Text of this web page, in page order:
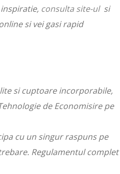
consulta site-ulsi
si vei gasi rapid
si cuptoare incorporabile,
de Economisire pe
cu un singur raspuns pe
Regulamentul complet